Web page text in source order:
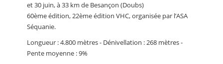
et 30 juin, à 33 km de Besançon (Doubs)
60ème édition, 22ème édition VHC, organisée par l’ASA
Séquanie.
Longueur : 4.800 mètres - Dénivellation : 268 mètres -
Pente moyenne : 9%